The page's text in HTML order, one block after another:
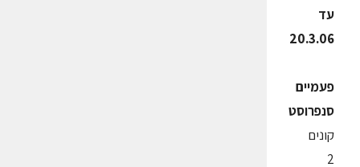
עד
20.3.06
פעמיים
סנפרוסט
קונים
2